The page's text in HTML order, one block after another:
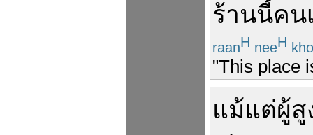
ร้านนี้คน
raanH neeH
"This place
แม้แต่ผู้สู